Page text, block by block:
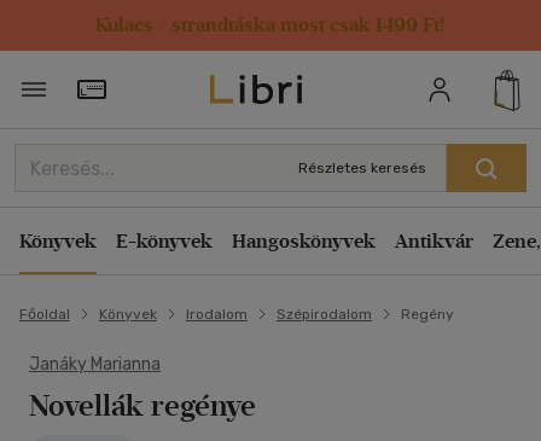
Kulacs / strandtáska most csak 1499 Ft!
Törzsvásárlói Kártya adatai
Részletes keresés
Könyvek E-könyvek Hangoskönyvek Antikvár
Főoldal Könyvek Irodalom Szépirodalom Regény
Janáky Marianna
Novellák regénye